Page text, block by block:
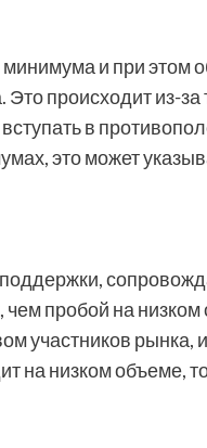
и при этом
происходит из-
в
это может
пробой на низком
участников рынка,
на низком объеме,